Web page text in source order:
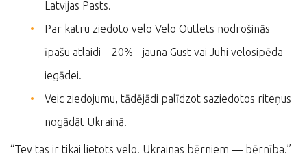
Latvijas Pasts.
Par katru ziedoto velo Velo Outlets nodrošinās
īpašu atlaidi – 20% - jauna Gust vai Juhi velosipēda
iegādei.
Veic ziedojumu, tādējādi palīdzot saziedotos riteņus
nogādāt Ukrainā!
“Tev tas ir tikai lietots velo. Ukrainas bērniem — bērnība.”